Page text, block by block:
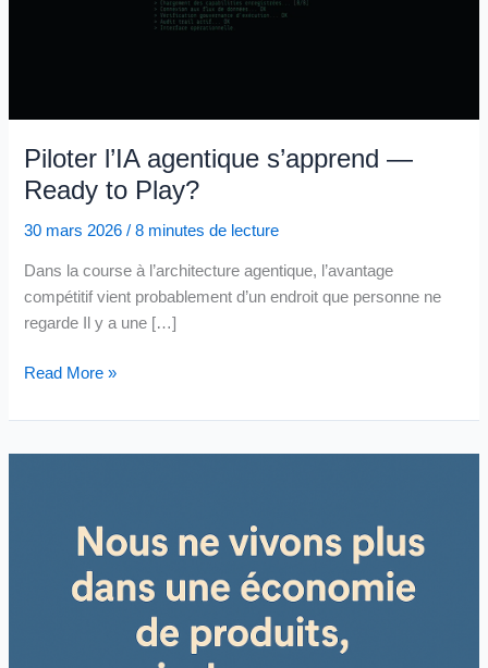
Piloter l’IA agentique s’apprend —
Ready to Play?
30 mars 2026/8 minutes de lecture
Dans la course à l’architecture agentique, l’avantage
compétitif vient probablement d’un endroit que personne ne
regarde Il y a une […]
Piloter
agentique
s’apprend
Read More »